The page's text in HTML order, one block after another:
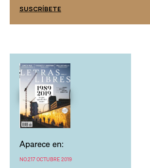
SUSCRÍBETE
Aparece en:
NO.217 OCTUBRE 2019